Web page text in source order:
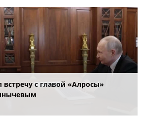
встречу с главой «Алросы»